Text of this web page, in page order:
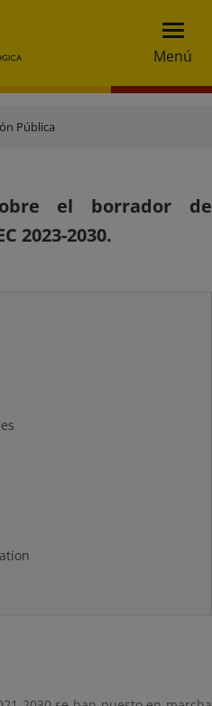
Menú
Pública
el borrador de
2023-2030.